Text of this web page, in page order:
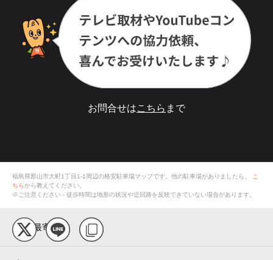
お問合せはこちら まで
福島県郡山市大町1丁目1-1 周辺の格安駐車場マップです。他の駐車場がありましたら、
こ
ちらから教えてください。
※ご注意ください - 徒歩時間は地形の状況や迂回路を反映できていない場合があります。
最寄り駅
郡山駅